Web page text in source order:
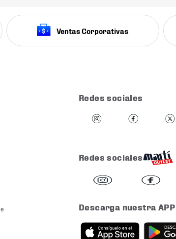
Ventas Corporativas
Redes sociales
Redes sociales
Descarga nuestra APP